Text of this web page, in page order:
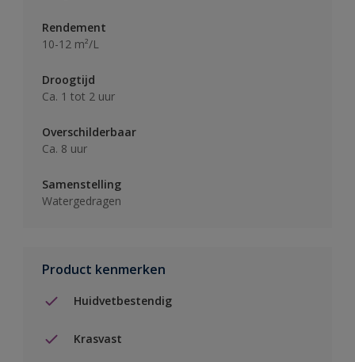
Rendement
10-12 m²/L
Droogtijd
Ca. 1 tot 2 uur
Overschilderbaar
Ca. 8 uur
Samenstelling
Watergedragen
Product kenmerken
Huidvetbestendig
Krasvast